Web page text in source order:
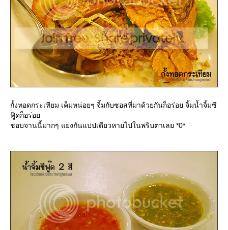
กั้งทอดกระเทียม เค็มหน่อยๆ จิ้มกับซอสที่มาด้วยกันก็อร่อย จิ้มน้ำจิ้มซี
ฟู๊ดก็อร่อ
ชอบจานนี้มากๆ แย่งกันแปปเดียวหายไปในพริบตาเลย *0*